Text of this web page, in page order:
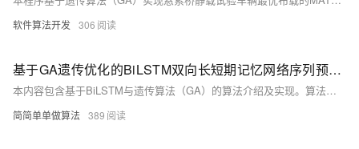
软件算法开发 306
基于GA遗传优化的BiLSTM双向长短期记忆网络序列预测算法matlab仿真,对比BiLSTM和LSTM
本内容包含基于BiLSTM与遗传算法（GA）的算法介绍及实现。算法通过MATLAB2022a/2024b运行，核心为优化BiLSTM超参数（如学习率、神经元数量），提升预测性能。LSTM解决传统RNN梯度问题，捕捉长期依赖；BiLSTM双向处理序列，融合前文后文信息，适合全局信息任务。附完整代码（含注释）、操作视频及无水印运行效果预览，适用于股票预测等场景，精度优于单向LSTM。
简简单单做算法 389